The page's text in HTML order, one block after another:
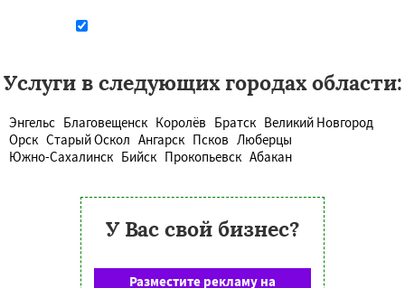
Услуги в следующих городах области:
Энгельс Благовещенск Королёв Братск Великий Новгород
Орск Старый Оскол Ангарск Псков Люберцы
Южно-Сахалинск Бийск Прокопьевск Абакан
У Вас свой бизнес?
Разместите рекламу на